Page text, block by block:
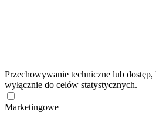
Przechowywanie techniczne lub
wyłącznie do celów statystycznych.
Marketingowe